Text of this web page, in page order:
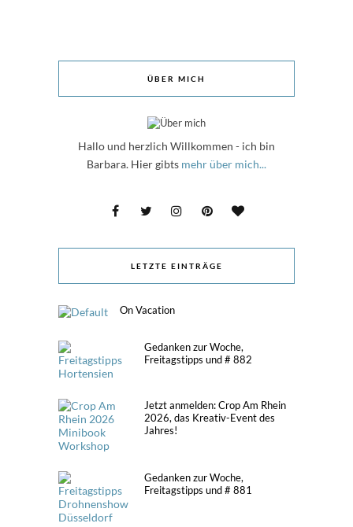
ÜBER MICH
Hallo und herzlich Willkommen - ich bin
Barbara. Hier gibts mehr über mich...
LETZTE EINTRÄGE
On Vacation
Gedanken zur Woche,
Freitagstipps und # 882
Jetzt anmelden: Crop Am Rhein
2026, das Kreativ-Event des
Jahres!
Gedanken zur Woche,
Freitagstipps und # 881